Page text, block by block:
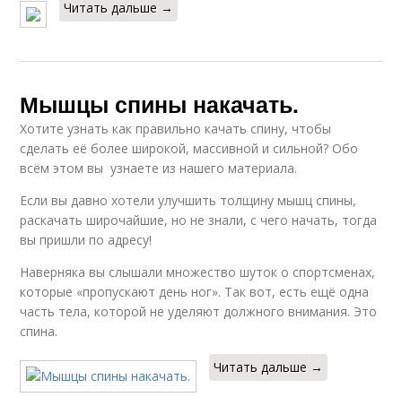
Читать дальше →
Мышцы спины накачать.
Хотите узнать как правильно качать спину, чтобы
сделать её более широкой, массивной и сильной? Обо
всём этом вы узнаете из нашего материала.
Если вы давно хотели улучшить толщину мышц спины,
раскачать широчайшие, но не знали, с чего начать, тогда
вы пришли по адресу!
Наверняка вы слышали множество шуток о спортсменах,
которые «пропускают день ног». Так вот, есть ещё одна
часть тела, которой не уделяют должного внимания. Это
спина.
Читать дальше →